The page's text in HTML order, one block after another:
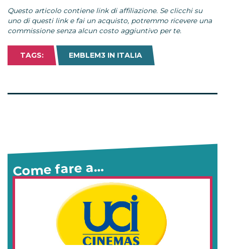
Questo articolo contiene link di affiliazione. Se clicchi su
uno di questi link e fai un acquisto, potremmo ricevere una
commissione senza alcun costo aggiuntivo per te.
TAGS: EMBLEM3 IN ITALIA
Come fare a…